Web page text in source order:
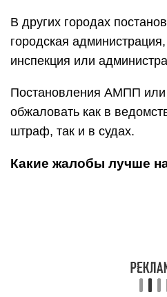
В других городах
городская
инспекция или
Постановления АМПП
обжаловать как в
штраф, так и в судах.
Какие жалобы лучше